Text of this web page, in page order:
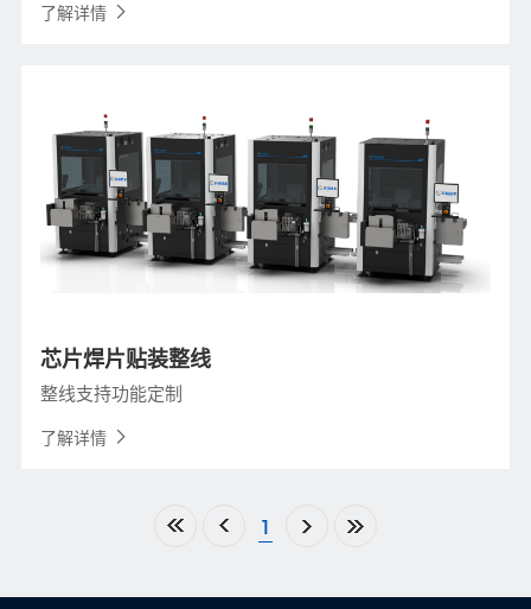
了解详情
芯片焊片贴装整线
整线支持功能定制
了解详情
1